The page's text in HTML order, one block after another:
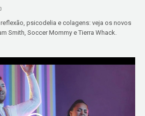
psicodelia e colagens: veja os novos
Smith, Soccer Mommy e Tierra Whack.